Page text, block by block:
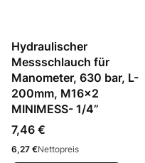
Hydraulischer
Messschlauch für
Manometer, 630 bar, L-
200mm, M16x2
MINIMESS- 1/4”
Preis
7,46 €
Preis
6,27 €Nettopreis